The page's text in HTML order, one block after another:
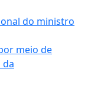
do ministro
meio de
da